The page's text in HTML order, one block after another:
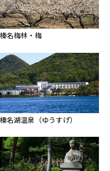
榛名梅林・梅
榛名湖温泉（ゆうすげ）